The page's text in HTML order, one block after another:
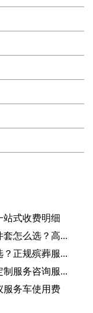
站式收费明细
怎么选？高...
正规殡葬服...
服务咨询服...
服务车使用费